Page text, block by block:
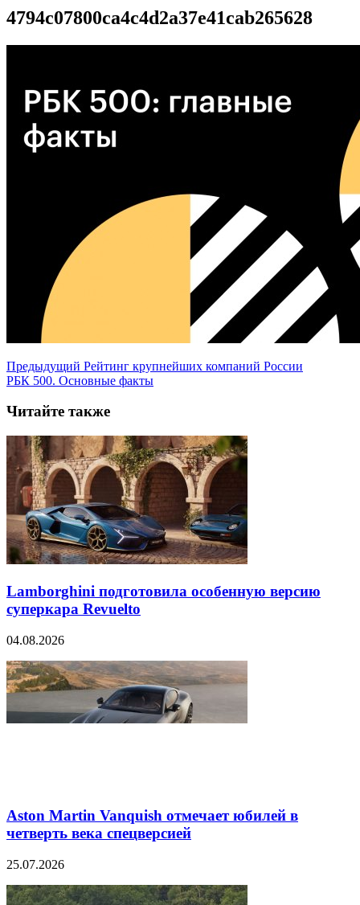
4794c07800ca4c4d2a37e41cab265628
Предыдущий Рейтинг крупнейших компаний России
РБК 500. Основные факты
Читайте также
Lamborghini подготовила особенную версию
суперкара Revuelto
04.08.2026
Aston Martin Vanquish отмечает юбилей в
четверть века спецверсией
25.07.2026